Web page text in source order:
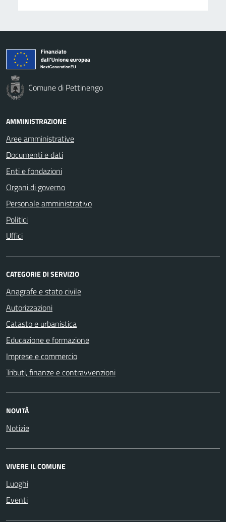
Comune di Pettinengo
AMMINISTRAZIONE
Aree amministrative
Documenti e dati
Enti e fondazioni
Organi di governo
Personale amministrativo
Politici
Uffici
CATEGORIE DI SERVIZIO
Anagrafe e stato civile
Autorizzazioni
Catasto e urbanistica
Educazione e formazione
Imprese e commercio
Tributi, finanze e contravvenzioni
NOVITÀ
Notizie
VIVERE IL COMUNE
Luoghi
Eventi